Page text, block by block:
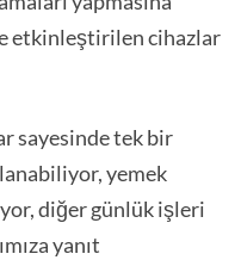
etkinleştirilen cihazlar
sayesinde tek bir
yemek
diğer günlük işleri
yanıt